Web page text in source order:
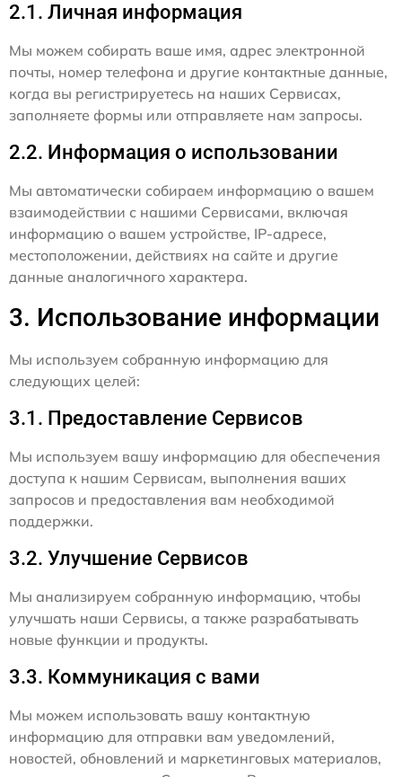
2.1. Личная информация
Мы можем собирать ваше имя, адрес электронной
почты, номер телефона и другие контактные данные,
когда вы регистрируетесь на наших Сервисах,
заполняете формы или отправляете нам запросы.
2.2. Информация о использовании
Мы автоматически собираем информацию о вашем
взаимодействии с нашими Сервисами, включая
информацию о вашем устройстве, IP-адресе,
местоположении, действиях на сайте и другие
данные аналогичного характера.
3. Использование информации
Мы используем собранную информацию для
следующих целей:
3.1. Предоставление Сервисов
Мы используем вашу информацию для обеспечения
доступа к нашим Сервисам, выполнения ваших
запросов и предоставления вам необходимой
поддержки.
3.2. Улучшение Сервисов
Мы анализируем собранную информацию, чтобы
улучшать наши Сервисы, а также разрабатывать
новые функции и продукты.
3.3. Коммуникация с вами
Мы можем использовать вашу контактную
информацию для отправки вам уведомлений,
новостей, обновлений и маркетинговых материалов,